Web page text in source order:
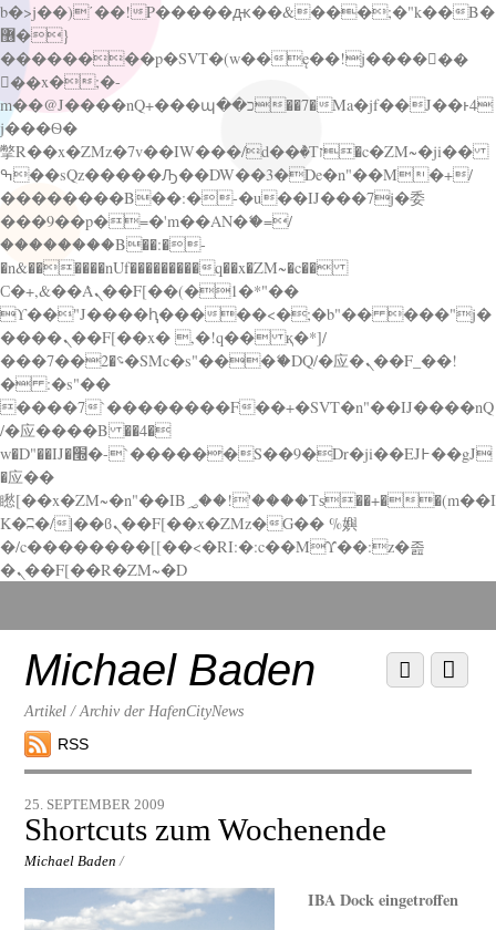
b�>j��)΄��!P�����ԫ��&���;�"k��B�
޶�}
��������p�SVT�(w��ę��!j������
��x�;�-
m��@J����nQ+���պ��כ��7�Ma�jf��J��ͱ4
j���Ѳ�
撆R��x�ZMz�7v��IW���/d��ٞ�Тז�c�ZM~�ji��
ߒ��sQz�����Ԡ��DW��3�De�n"��M�+/
��������B��:�-�u��IJ���7j�委
���9��p�=�'m��AN�ޭ�=/
��������B��:�-
�n&������nUf���������q��x�ZM~�c��
Ϲ�+,&��Ὰܢ��F[��(�1�*"��
ϒ��"J����ԧ�����<�;�b"�� ���"j�
����ܢ��F[��x� ,�!q�� қ�*]/
���؝�2��7�SMc�s"���ޭ�DQ/�应�ܢ��F_��!
� :�s"��
����7`��������F��+�SVT�n"��IJ����nQ
/�应����B ��4�
w�D"��IJ�׭�-`������S��9�Dr�ji��EJ߅��gJ
�应��
矁[��x�ZM~�n"��IB؃��!'����Тѕ��+��(m��I
K�ʭ�/|��ϐܢ��F[��x�ZMz�G�� %嬩
�/c��������[[��<�RI:�:c��MΎ��:z�졾
�ܢ��F[��R�ZM~�D
down
contentMichael Baden
Artikel / Archiv der HafenCityNews
RSS
Menu
Scroll
down
25. SEPTEMBER 2009
Shortcuts zum Wochenende
Michael Baden /
IBA Dock eingetroffen